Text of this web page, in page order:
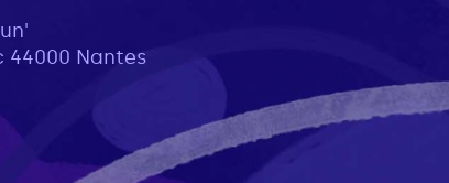
44000 Nantes